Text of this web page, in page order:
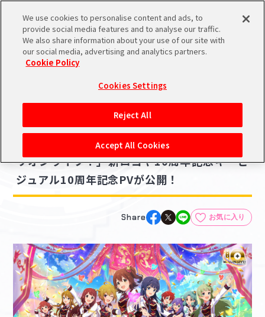
スケジュール 検索
バンダイナムコIDで
アイドルマスター ポータルへの登録について
シリアルコード・
あいことば
活動履歴
閲覧履歴・購入履歴 Pレポ
お気に入り
マイスケジュール メモ
マイデスク設定変更 バンダイナムコID Link設定
ニュース
ゲーム ライブ・イベント アニメ その他
2023.01.14
【ミリオンライブ！】「アイドルマスター ミ
リオンライブ！」新ロゴや10周年記念キービ
ジュアル10周年記念PVが公開！
Share お気に入り
We use cookies to personalise content and ads, to
provide social media features and to analyse our traffic.
We also share information about your use of our site with
our social media, advertising and analytics partners.
Cookie Policy
Cookies Settings
Reject All
Accept All Cookies